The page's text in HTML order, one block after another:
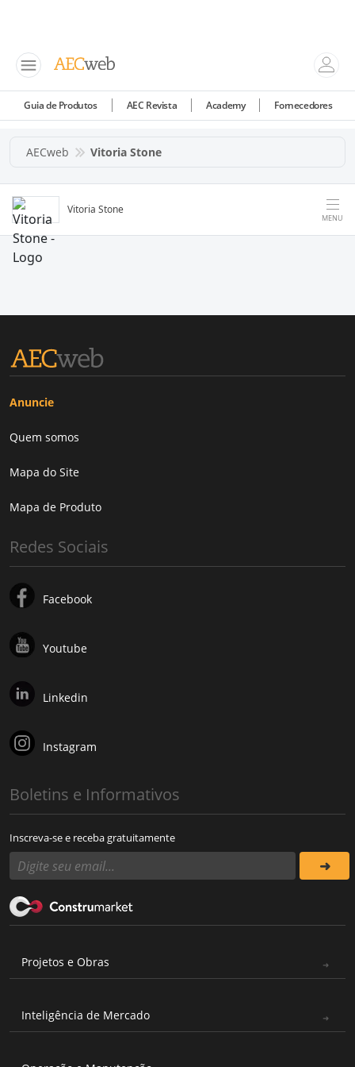
Guia de Produtos AEC Revista Academy Fornecedores
AECweb Vitoria Stone
Vitoria Stone
MENU
Anuncie
Quem somos
Mapa do Site
Mapa de Produto
Redes Sociais
Facebook
Youtube
Linkedin
Instagram
Boletins e Informativos
Inscreva-se e receba gratuitamente
Projetos e Obras
Inteligência de Mercado